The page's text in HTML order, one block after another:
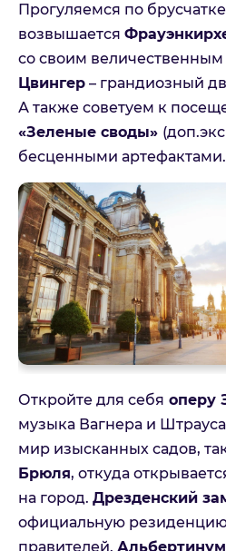
Прогуляемся по брусчатке
возвышается
со своим
Цвингер – грандиозный
А также советуем к
«Зеленые своды»
бесценными артефактами.
Откройте для себя оперу
музыка Вагнера и
мир изысканных садов,
Брюля, откуда
на город. Дрезденский
официальную резиденцию
правителей. Альбертинум